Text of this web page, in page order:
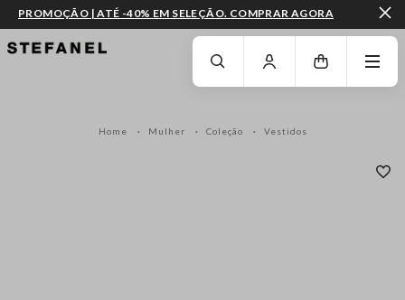
IR PARA O CONTEÚDO PRINCIPAL DESÇA ATÉ AO FIM DA PÁGINA
PROMOÇÃO | ATÉ -40% EM SELEÇÃO. COMPRAR AGORA
Home Mulher Coleção Vestidos